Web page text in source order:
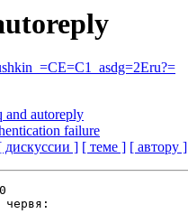
and autoreply
failure
дискуссии ] [ теме ] [ автору ]